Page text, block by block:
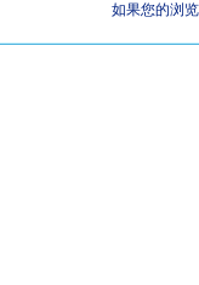
如果您的浏